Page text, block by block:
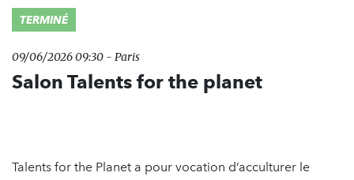
TERMINÉ
09/06/2026 09:30 - Paris
Salon Talents for the planet
Talents for the Planet a pour vocation d’acculturer le